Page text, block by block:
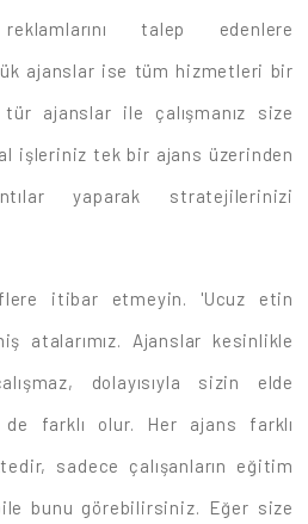
talep edenlere
ajanslar ise tüm hizmetleri bir
ajanslar ile çalışmanız size
işleriniz tek bir ajans üzerinden
yaparak stratejilerinizi
itibar etmeyin. 'Ucuz etin
atalarımız. Ajanslar kesinlikle
dolayısıyla sizin elde
farklı olur. Her ajans farklı
sadece çalışanların eğitim
bunu görebilirsiniz. Eğer size